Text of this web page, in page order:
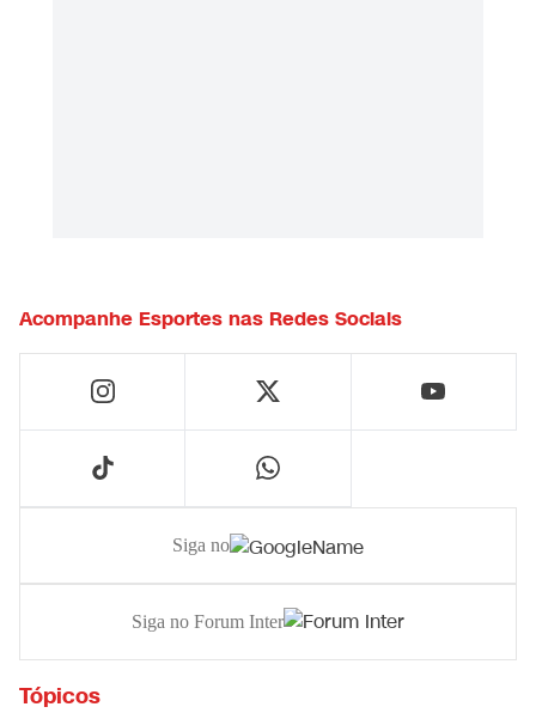
Acompanhe Esportes nas Redes Sociais
Siga no
Siga no Forum Inter
Tópicos